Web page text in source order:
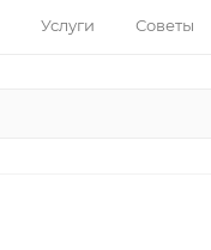
Услуги Советы